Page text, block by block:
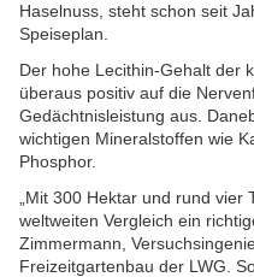
Haselnuss, steht schon seit
Speiseplan.
Der hohe Lecithin-Gehalt der
überaus positiv auf die
Gedächtnisleistung aus.
wichtigen Mineralstoffen wie
Phosphor.
„Mit 300 Hektar und rund
weltweiten Vergleich ein
Zimmermann,
Freizeitgartenbau der LWG.